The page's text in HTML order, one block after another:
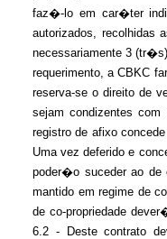
faz�-lo em car�ter
autorizados, recolhidas
necessariamente 3
requerimento, a CBKC
reserva-se o direito de
sejam condizentes
registro de afixo
Uma vez deferido e
poder�o suceder ao
mantido em regime de
de co-propriedade
6.2 - Deste contrato